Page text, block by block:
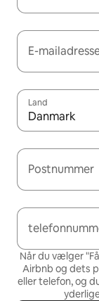
E-
Land
Danmark
Postnummer
Når du vælger
Airbnb og dets
eller telefon, og